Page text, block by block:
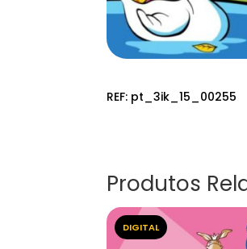
REF: pt_3ik_15_00255
Produtos
DIGITAL